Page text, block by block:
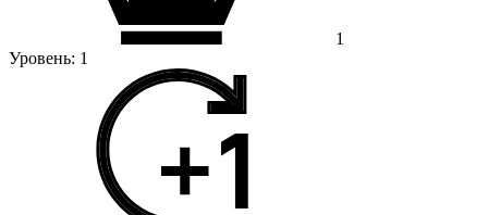
1
Уровень: 1